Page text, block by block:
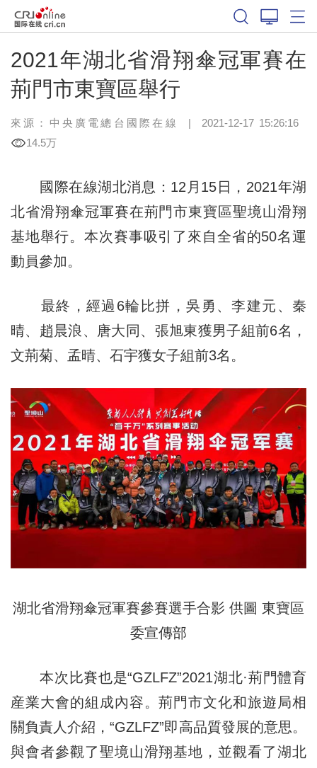
2021年湖北省滑翔傘冠軍賽在
荊門市東寶區舉行
來源： 中央廣電總台國際在線 | 2021-12-17 15:26:16
14.5万
國際在線湖北消息：12月15日，2021年湖
北省滑翔傘冠軍賽在荊門市東寶區聖境山滑翔
基地舉行。本次賽事吸引了來自全省的50名運
動員參加。
最終，經過6輪比拼，吳勇、李建元、秦
晴、趙晨浪、唐大同、張旭東獲男子組前6名，
文荊菊、孟晴、石宇獲女子組前3名。
湖北省滑翔傘冠軍賽參賽選手合影 供圖 東寶區
委宣傳部
本次比賽也是“GZLFZ”2021湖北·荊門體育
産業大會的組成內容。荊門市文化和旅遊局相
關負責人介紹，“GZLFZ”即高品質發展的意思。
與會者參觀了聖境山滑翔基地，並觀看了湖北